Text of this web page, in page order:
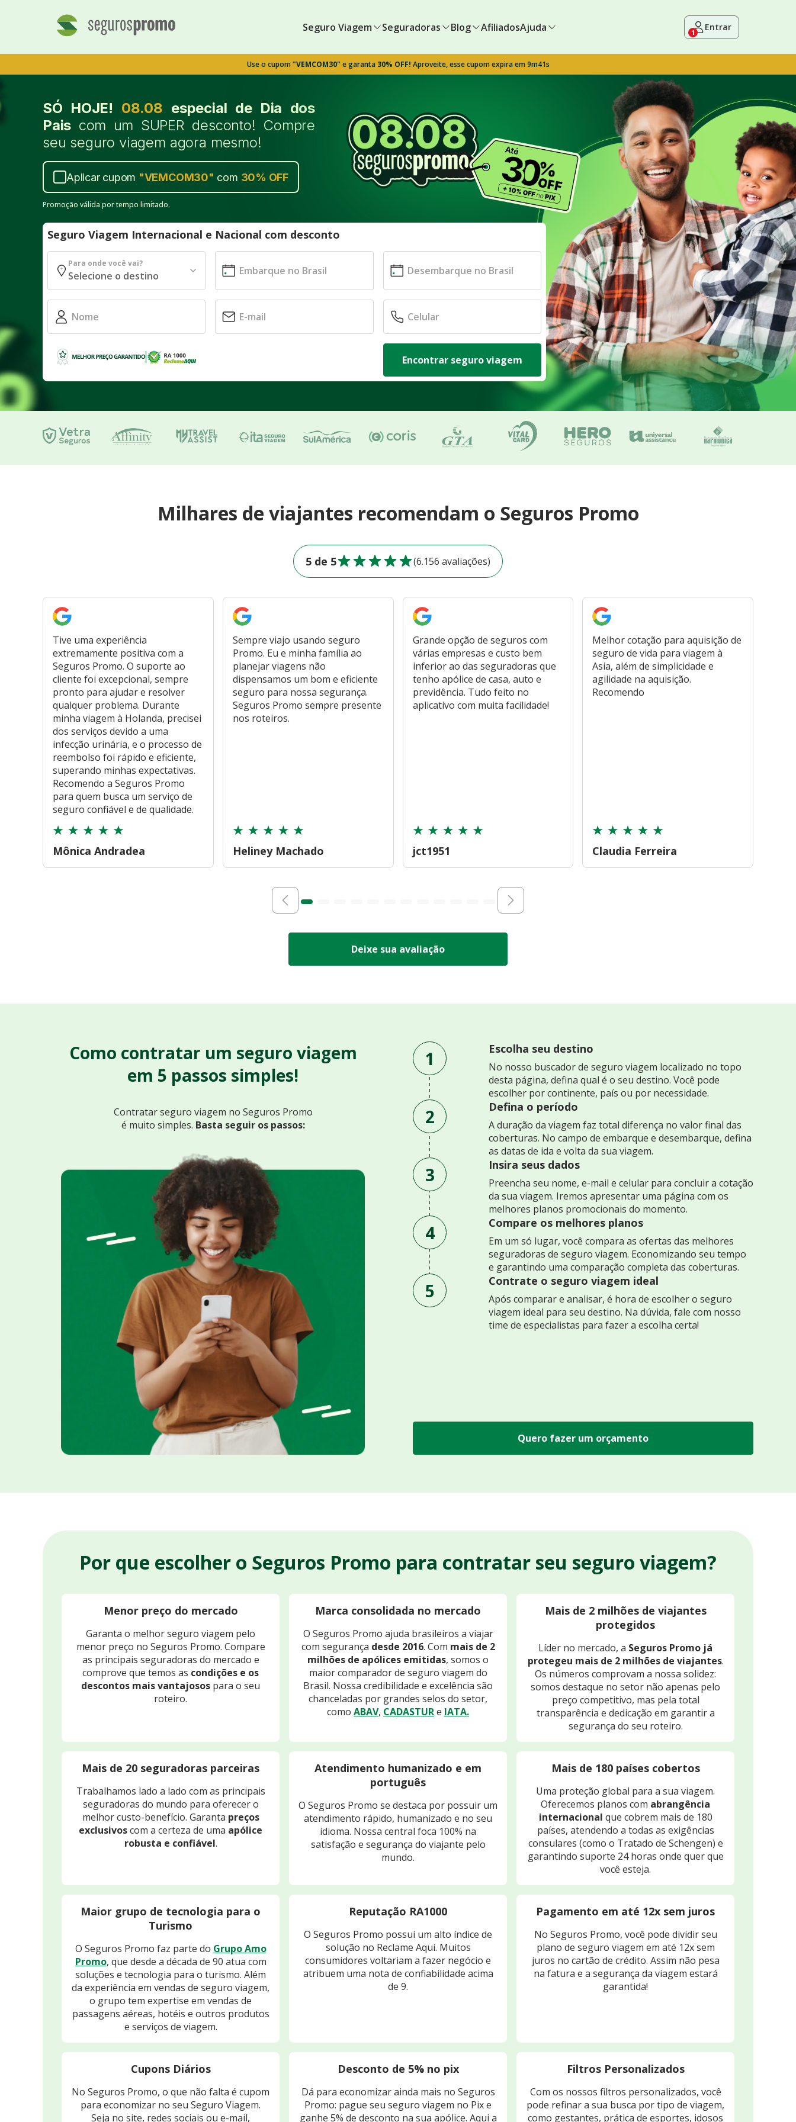
Seguro Viagem Seguradoras Blog AfiliadosAjuda 1 Entrar
Use o cupom"VEMCOM30" e garanta 30% OFF! Aproveite, esse cupom expira em 9m40s
SÓ HOJE! 08.08 especial de Dia dos
Pais com um SUPER desconto! Compre
seu seguro viagem agora mesmo!
Aplicar cupom "VEMCOM30" com 30% OFF
Promoção válida por tempo limitado.
Seguro Viagem Internacional e Nacional com desconto
Para onde você vai?
Encontrar seguro viagem
Milhares de viajantes recomendam o Seguros Promo
5 de 5 (6.156 avaliações)
Tive uma experiência
extremamente positiva com a
Seguros Promo. O suporte ao
cliente foi excepcional, sempre
pronto para ajudar e resolver
qualquer problema. Durante
minha viagem à Holanda, precisei
dos serviços devido a uma
infecção urinária, e o processo de
reembolso foi rápido e eficiente,
superando minhas expectativas.
Recomendo a Seguros Promo
para quem busca um serviço de
seguro confiável e de qualidade.
Mônica Andradea
Sempre viajo usando seguro
Promo. Eu e minha família ao
planejar viagens não
dispensamos um bom e eficiente
seguro para nossa segurança.
Seguros Promo sempre presente
nos roteiros.
Heliney Machado
Grande opção de seguros com
várias empresas e custo bem
inferior ao das seguradoras que
tenho apólice de casa, auto e
previdência. Tudo feito no
aplicativo com muita facilidade!
jct1951
Melhor cotação para aquisição de
seguro de vida para viagem à
Asia, além de simplicidade e
agilidade na aquisição.
Recomendo
Claudia Ferreira
Deixe sua avaliação
Como contratar um seguro viagem
em 5 passos simples!
Contratar seguro viagem no Seguros Promo
é muito simples. Basta seguir os passos:
1 Escolha seu destino
No nosso buscador de seguro viagem localizado no topo
desta página, defina qual é o seu destino. Você pode
escolher por continente, país ou por necessidade.
2 Defina o período
A duração da viagem faz total diferença no valor final das
coberturas. No campo de embarque e desembarque, defina
as datas de ida e volta da sua viagem.
3 Insira seus dados
Preencha seu nome, e-mail e celular para concluir a cotação
da sua viagem. Iremos apresentar uma página com os
melhores planos promocionais do momento.
4 Compare os melhores planos
Em um só lugar, você compara as ofertas das melhores
seguradoras de seguro viagem. Economizando seu tempo
e garantindo uma comparação completa das coberturas.
5 Contrate o seguro viagem ideal
Após comparar e analisar, é hora de escolher o seguro
viagem ideal para seu destino. Na dúvida, fale com nosso
time de especialistas para fazer a escolha certa!
Quero fazer um orçamento
Por que escolher o Seguros Promo para contratar seu seguro viagem?
Menor preço do mercado
Garanta o melhor seguro viagem pelo
menor preço no Seguros Promo. Compare
as principais seguradoras do mercado e
comprove que temos as condições e os
descontos mais vantajosos para o seu
roteiro.
Marca consolidada no mercado
O Seguros Promo ajuda brasileiros a viajar
com segurança desde 2016. Com mais de 2
milhões de apólices emitidas, somos o
maior comparador de seguro viagem do
Brasil. Nossa credibilidade e excelência são
chanceladas por grandes selos do setor,
como ABAV, CADASTURe IATA.
Mais de 2 milhões de viajantes
protegidos
Líder no mercado, a Seguros Promo já
protegeu mais de 2 milhões de viajantes.
Os números comprovam a nossa solidez:
somos destaque no setor não apenas pelo
preço competitivo, mas pela total
transparência e dedicação em garantir a
segurança do seu roteiro.
Mais de 20 seguradoras parceiras
Trabalhamos lado a lado com as principais
seguradoras do mundo para oferecer o
melhor custo-benefício. Garanta preços
exclusivoscom a certeza de uma apólice
robusta e confiável.
Atendimento humanizado e em
português
O Seguros Promo se destaca por possuir um
atendimento rápido, humanizado e no seu
idioma. Nossa central foca 100% na
satisfação e segurança do viajante pelo
mundo.
Mais de 180 países cobertos
Uma proteção global para a sua viagem.
Oferecemos planos com abrangência
internacional que cobrem mais de 180
países, atendendo a todas as exigências
consulares (como o Tratado de Schengen) e
garantindo suporte 24 horas onde quer que
você esteja.
Maior grupo de tecnologia para o
Turismo
O Seguros Promo faz parte do Grupo Amo
Promo, que desde a década de 90 atua com
soluções e tecnologia para o turismo. Além
da experiência em vendas de seguro viagem,
o grupo tem expertise em vendas de
passagens aéreas, hotéis e outros produtos
e serviços de viagem.
Reputação RA1000
O Seguros Promo possui um alto índice de
solução no Reclame Aqui. Muitos
consumidores voltariam a fazer negócio e
atribuem uma nota de confiabilidade acima
de 9.
Pagamento em até 12x sem juros
No Seguros Promo, você pode dividir seu
plano de seguro viagem em até 12x sem
juros no cartão de crédito. Assim não pesa
na fatura e a segurança da viagem estará
garantida!
Cupons Diários
No Seguros Promo, o que não falta é cupom
para economizar no seu Seguro Viagem.
Seja no site, redes sociais ou e-mail,
Desconto de 5% no pix
Dá para economizar ainda mais no Seguros
Promo: pague seu seguro viagem no Pix e
ganhe 5% de desconto na sua apólice. Aqui a
Filtros Personalizados
Com os nossos filtros personalizados, você
pode refinar a sua busca por tipo de viagem,
como gestantes, prática de esportes, idosos